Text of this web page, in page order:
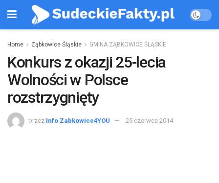
Home Ząbkowice Śląskie GMINA ZĄBKOWICE ŚLĄSKIE
Konkurs z okazji 25-lecia
Wolności w Polsce
rozstrzygnięty
przez Info Zabkowice4YOU 25 czerwca 2014